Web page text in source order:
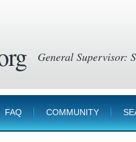
FAQ COMMUNITY